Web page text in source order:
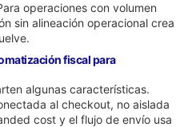
operaciones con volumen
sin alineación operacional crea
fiscal para
algunas características.
al checkout, no aislada
cost y el flujo de envío usa